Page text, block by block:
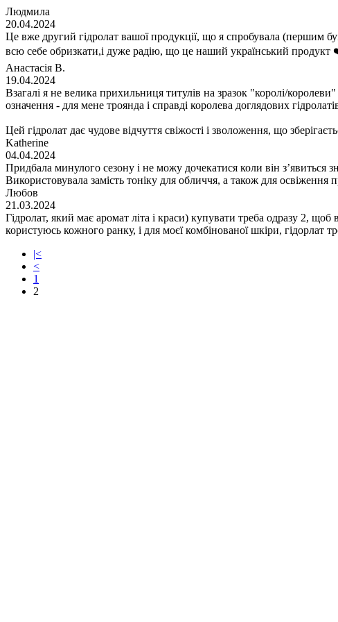
Людмила
20.04.2024
Це вже другий гідролат вашої продукції, що я спробувала (першим
всю себе обризкати,і дуже радію, що це наший український продукт
Анастасія В.
19.04.2024
Взагалі я не велика прихильниця титулів на зразок "королі/
означення - для мене троянда і справді королева доглядових
Цей гідролат дає чудове відчуття свіжості і зволоження, що
Katherine
04.04.2024
Придбала минулого сезону і не можу дочекатися коли він
Використовувала замість тоніку для обличчя, а також для освіження
Любов
21.03.2024
Гідролат, який має аромат літа і краси) купувати треба одразу 2,
користуюсь кожного ранку, і для моєї комбінованої шкіри, гідорлат
|<
<
1
2